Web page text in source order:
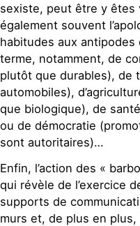
sexiste, peut être y êtes
également souvent
habitudes aux
terme, notamment, de
plutôt que durables), de
automobiles),
que biologique), de
ou de démocratie
sont autoritaires)…
Enfin, l’action des «
qui révèle de l’exercice
supports de
murs et, de plus en plus,